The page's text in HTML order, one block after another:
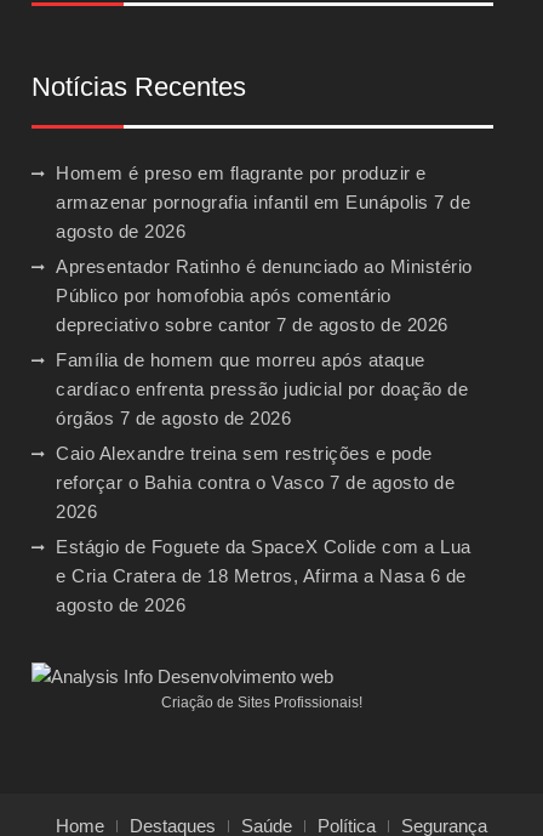
Notícias Recentes
Homem é preso em flagrante por produzir e
armazenar pornografia infantil em Eunápolis 7 de
agosto de 2026
Apresentador Ratinho é denunciado ao Ministério
Público por homofobia após comentário
depreciativo sobre cantor 7 de agosto de 2026
Família de homem que morreu após ataque
cardíaco enfrenta pressão judicial por doação de
órgãos 7 de agosto de 2026
Caio Alexandre treina sem restrições e pode
reforçar o Bahia contra o Vasco 7 de agosto de
2026
Estágio de Foguete da SpaceX Colide com a Lua
e Cria Cratera de 18 Metros, Afirma a Nasa 6 de
agosto de 2026
Criação de Sites Profissionais!
Home Destaques Saúde Política Segurança